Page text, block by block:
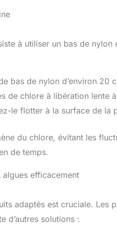
à utiliser un bas de
bas de nylon d’environ 20
de chlore à libération lente à
le flotter à la surface de la
du chlore, évitant les
de temps.
efficacement
adaptés est cruciale. Les
d’autres solutions :